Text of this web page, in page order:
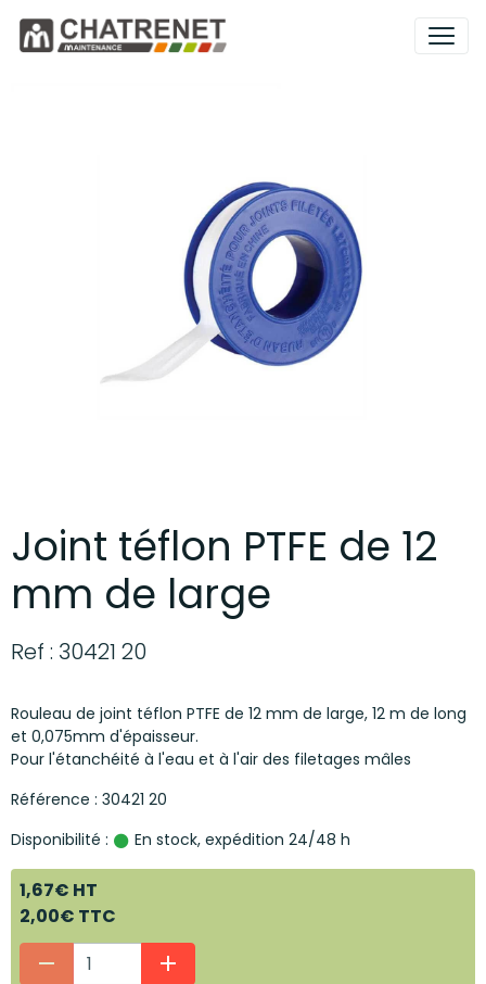
Joint téflon PTFE de 12
mm de large
Ref : 30421 20
Rouleau de joint téflon PTFE de 12 mm de large, 12 m de long
et 0,075mm d'épaisseur.
Pour l'étanchéité à l'eau et à l'air des filetages mâles
Référence : 30421 20
Disponibilité :
En stock, expédition 24/48 h
1,67€ HT
2,00€ TTC